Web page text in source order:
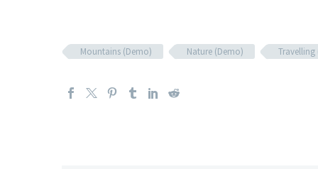
Mountains (Demo) Nature (Demo) Travelling